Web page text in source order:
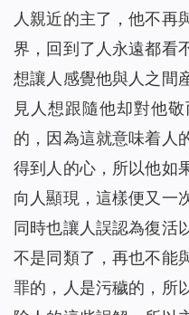
人親近的主了，他不再
界，回到了人永遠都看
想讓人感覺他與人之間
見人想跟隨他却對他
的，因為這就意味着人
得到人的心，所以他如
向人顯現，這樣便又一
同時也讓人誤認為復活
不是同類了，再也不能
罪的，人是污穢的，所